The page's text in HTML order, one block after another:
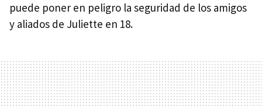
puede poner en peligro la seguridad de los amigos
y aliados de Juliette en 18.